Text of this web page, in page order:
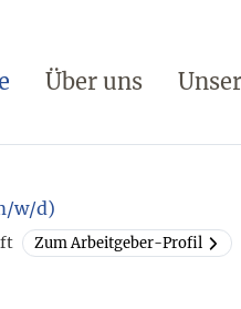
Über uns
w/d)
Zum Arbeitgeber-Profil